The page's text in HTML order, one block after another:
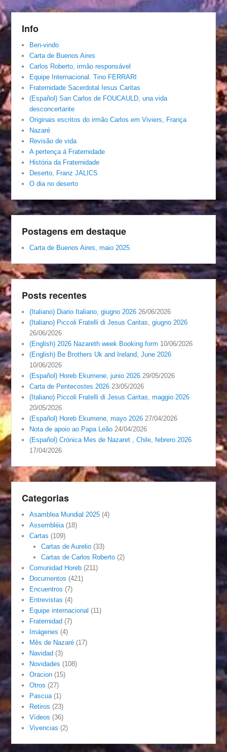
Info
Ben-vindo
Carta de Buenos Aires
Carlos Roberto, irmâo responsável
Equipe Internacional. Tino FERRARI
Fraternidade Sacerdotal Iesus Caritas
(Español) San Carlos de FOUCAULD, una vida
desconcertante
Originais escritos do irmão Carlos em Viviers, França
Nazaré
Revisão de vida
A pertença á Fraternidade
História da Fraternidade
Deserto, Franz JALICS
O dia no deserto
Postagens em destaque
Carta de Buenos Aires, maio 2025
Posts recentes
(Italiano) Diario Italiano, giugno 2026 26/06/2026
(Italiano) Piccoli Fratelli di Jesus Caritas, giugno 2026
26/06/2026
(English) 2026 Nazareth week Booking form 10/06/2026
(English) Be Brothers Uk and Ireland, June 2026
10/06/2026
(Español) Horeb Ekumene, junio 2026 29/05/2026
Carta de Pentecostes 2026 23/05/2026
(Italiano) Piccoli Fratelli di Jesus Caritas, maggio 2026
20/05/2026
(Español) Horeb Ekumene, mayo 2026 27/04/2026
Nota de apoio ao Papa Leão 24/04/2026
(Español) Crónica Mes de Nazaret , Chile, febrero 2026
17/04/2026
Categorias
Asamblea Mundial 2025 (4)
Assembléia (18)
Cartas (109)
Cartas de Aurelio(33)
Cartas de Carlos Roberto(2)
Comunidad Horeb (211)
Documentos (421)
Encuentros (7)
Entrevistas (4)
Equipe internacional (11)
Fraternidad (7)
Imágenes (4)
Mês de Nazaré (17)
Navidad (3)
Novidades (108)
Oracion (15)
Otros (27)
Pascua (1)
Retiros (23)
Vídeos (36)
Vivencias (2)